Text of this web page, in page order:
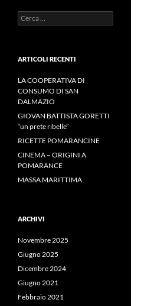
Ricerca
per:
ARTICOLI RECENTI
LA COOPERATIVA DI
CONSUMO DI SAN
DALMAZIO
GIOVAN BATTISTA GORETTI
“un prete ribelle”
RICETTE POMARANCINE
CINEMA – ORIGINI A
POMARANCE
MASSA MARITTIMA
ARCHIVI
Novembre 2025
Giugno 2025
Dicembre 2024
Giugno 2021
Febbraio 2021